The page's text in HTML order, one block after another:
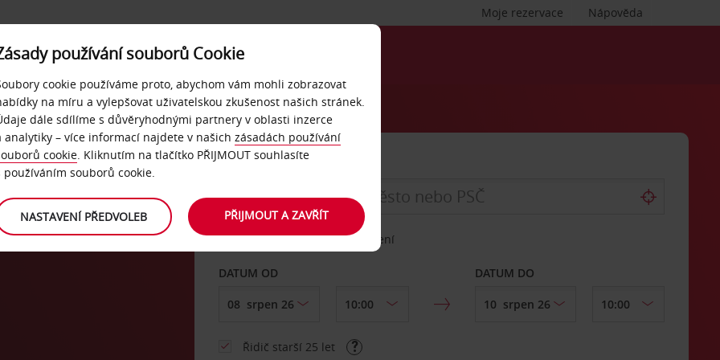
Nápověda
Moje rezervace
NAŠE SLUŽBY FIREMNÍ ZÁKAZNÍCI
Vyberte si jiné místo vrácení
DATUM OD DATUM DO
Řidič starší 25 let
používání souborů Cookie
cookie používáme proto, abychom vám mohli zobrazovat
na míru a vylepšovat uživatelskou zkušenost našich stránek.
dále sdílíme s důvěryhodnými partnery v oblasti inzerce
analytiky – více informací najdete v našich zásadách používání
cookie. Kliknutím na tlačítko PŘIJMOUT souhlasíte
používáním souborů cookie.
NASTAVENÍ PŘEDVOLEB PŘIJMOUT A ZAVŘÍT